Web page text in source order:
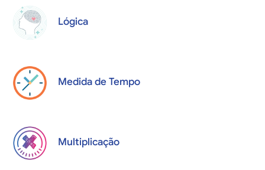
Lógica
Medida de Tempo
Multiplicação